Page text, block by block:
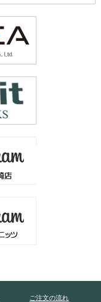
ご注文の流れ